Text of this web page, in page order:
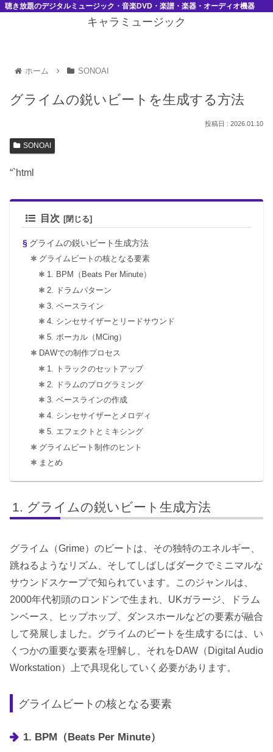
聴き放題のデジタルミュージック・音楽DVD・楽譜・楽器・オーディオ機器
キャラミュージック
ホーム SONOAI
グライムの鋭いビートを生成する方法
2026.01.10
SONOAI
“`html
目次
グライムの鋭いビート生成方法
グライムビートの核となる要素
1. BPM（Beats Per Minute）
2. ドラムパターン
3. ベースライン
4. シンセサイザーとリードサウンド
5. ボーカル（MCing）
DAWでの制作プロセス
1. トラックのセットアップ
2. ドラムのプログラミング
3. ベースラインの作成
4. シンセサイザーとメロディ
5. エフェクトとミキシング
グライムビート制作のヒント
まとめ
グライムの鋭いビート生成方法
グライム（Grime）のビートは、その独特のエネルギー、
跳ねるようなリズム、そしてしばしばダークでミニマルな
サウンドスケープで知られています。このジャンルは、
2000年代初頭のロンドンで生まれ、UKガラージ、ドラム
ンベース、ヒップホップ、ダンスホールなどの要素が融合
して発展しました。グライムのビートを生成するには、い
くつかの重要な要素を理解し、それをDAW（Digital Audio
Workstation）上で具現化していく必要があります。
グライムビートの核となる要素
1. BPM（Beats Per Minute）